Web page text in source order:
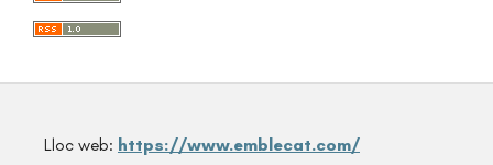
Lloc web: https://www.emblecat.com/